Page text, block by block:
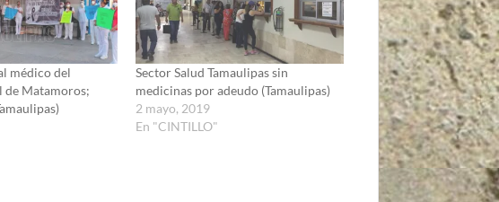
médico del
de Matamoros;
Sector Salud Tamaulipas sin
medicinas por adeudo (Tamaulipas)
2 mayo, 2019
En "CINTILLO"